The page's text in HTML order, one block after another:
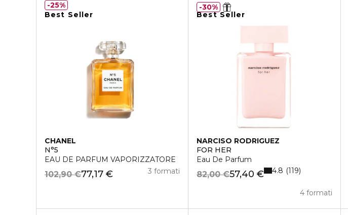
Best Seller
CHANEL
N°5
EAU DE PARFUM VAPORIZZATORE
77,17 €
102,90 € 3 formati
25%
Best Seller
NARCISO RODRIGUEZ
FOR HER
Eau De Parfum
57,40 €
82,00 €
4 formati
4.8 119
30%